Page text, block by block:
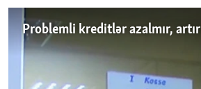
Problemli kreditlər azalmır, artır